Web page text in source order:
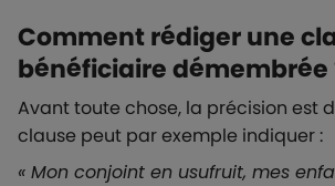
Comment rédiger une
bénéficiaire démembrée
Avant toute chose, la précision est
clause peut par exemple indiquer :
« Mon conjoint en usufruit, mes